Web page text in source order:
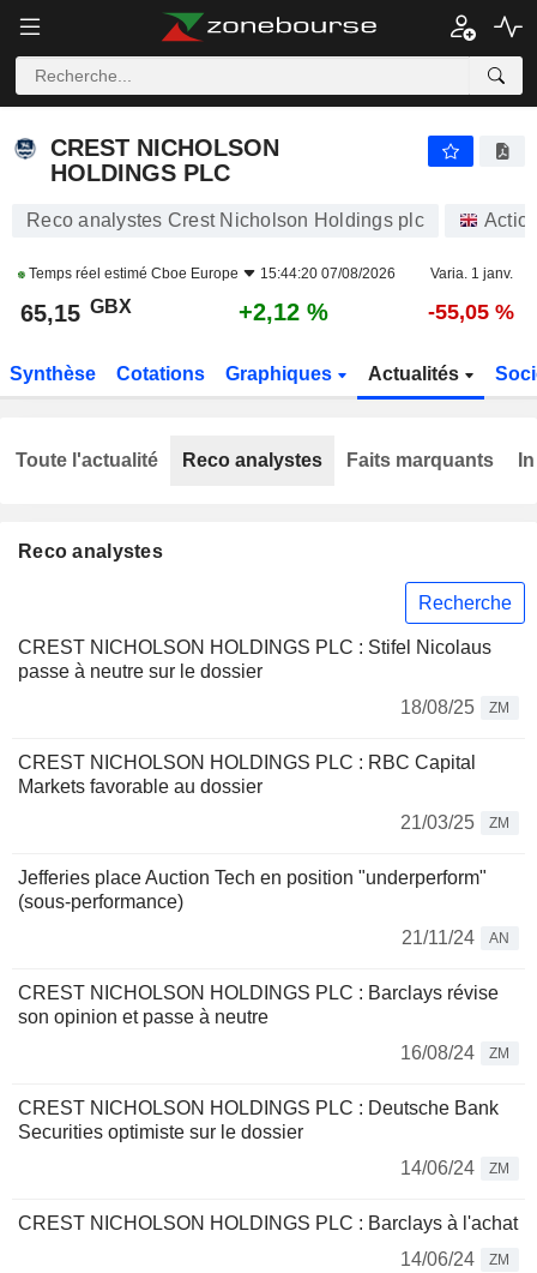
CREST NICHOLSON
HOLDINGS PLC
Reco analystes Crest Nicholson Holdings plc
Temps réel estimé Cboe Europe 15:44:20 07/08/2026 Varia. 1 janv.
65,15 GBX +2,12 % -55,05 %
Synthèse Cotations Graphiques Actualités
Reco analystes
Recherche
CREST NICHOLSON HOLDINGS PLC : Stifel Nicolaus
passe à neutre sur le dossier
18/08/25
ZM
CREST NICHOLSON HOLDINGS PLC : RBC Capital
Markets favorable au dossier
21/03/25
ZM
Jefferies place Auction Tech en position "underperform"
(sous-performance)
21/11/24
AN
CREST NICHOLSON HOLDINGS PLC : Barclays révise
son opinion et passe à neutre
16/08/24
ZM
CREST NICHOLSON HOLDINGS PLC : Deutsche Bank
Securities optimiste sur le dossier
14/06/24
ZM
CREST NICHOLSON HOLDINGS PLC : Barclays à l'achat
14/06/24
ZM
Toute l'actualité Reco analystes Faits marquants